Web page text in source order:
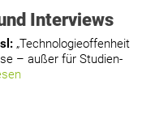
Interviews
: „Technologieoffenheit
– außer für Studien-